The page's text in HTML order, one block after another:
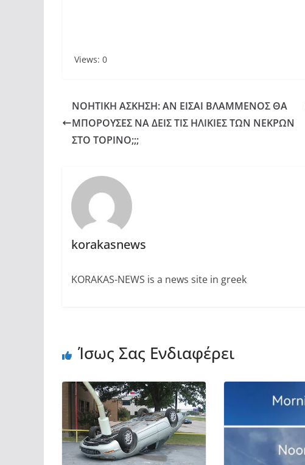
Views: 0
ΝΟΗΤΙΚΗ ΑΣΚΗΣΗ: ΑΝ ΕΙΣΑΙ ΒΛΑΜΜΕΝΟΣ ΘΑ
ΜΠΟΡΟΥΣΕΣ ΝΑ ΔΕΙΣ ΤΙΣ ΗΛΙΚΙΕΣ ΤΩΝ ΝΕΚΡΩΝ
ΣΤΟ ΤΟΡΙΝΟ;;;
korakasnews
KORAKAS-NEWS is a news site in greek
Ίσως Σας Ενδιαφέρει